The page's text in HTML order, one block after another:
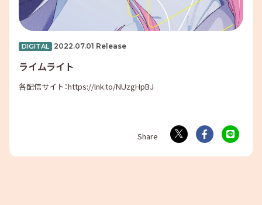
DIGITAL 2022.07.01 Release
ライムライト
各配信サイト：https://lnk.to/NUzgHpBJ